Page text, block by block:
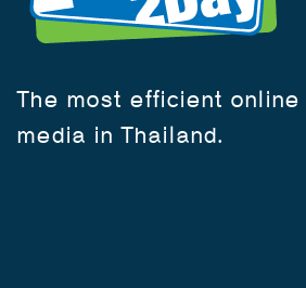
The most efficient
media in Thailand.